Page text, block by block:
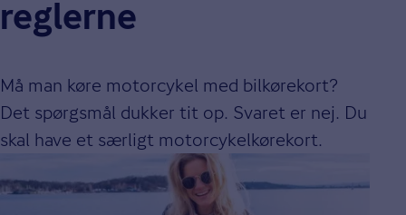
reglerne
Må man køre motorcykel med bilkørekort?
Det spørgsmål dukker tit op. Svaret er nej. Du
skal have et særligt motorcykelkørekort.